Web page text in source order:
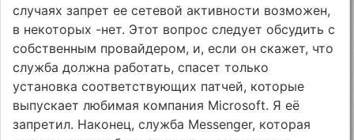
случаях запрет ее сетевой активности возможен,
в некоторых -нет. Этот вопрос следует обсудить с
собственным провайдером, и, если он скажет, что
служба должна работать, спасет только
установка соответствующих патчей, которые
выпускает любимая компания Microsoft. Я её
запретил. Наконец, служба Messenger, которая